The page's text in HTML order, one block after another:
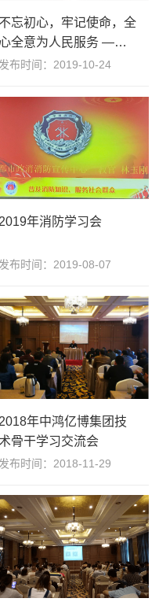
不忘初心，牢记使命，全
心全意为人民服务 ——
记中鸿亿博集团有限公司
布时间：2019-10-24
年消防学习会
发布时间：2019-08-07
2018年中鸿亿博集团技
骨干学习交流会
发布时间：2018-11-29